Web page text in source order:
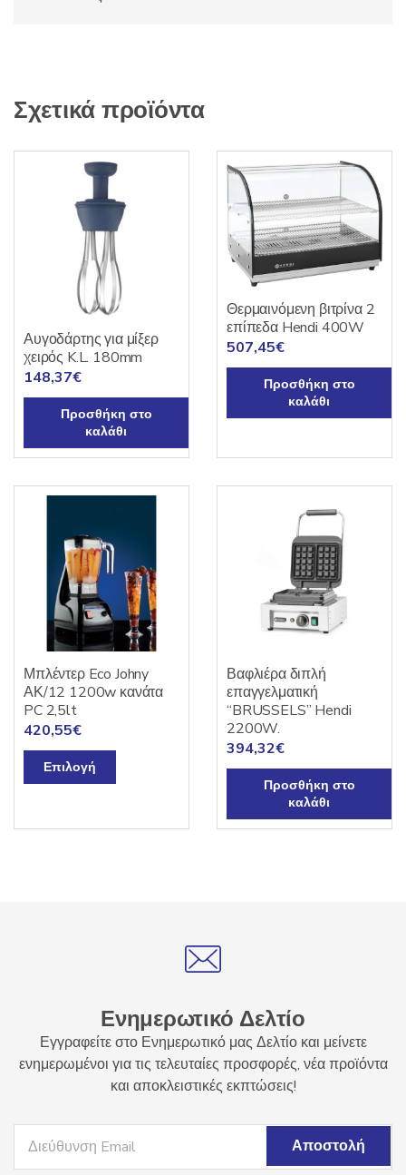
Σχετικά προϊόντα
Αυγοδάρτης για μίξερ
χειρός K.L. 180mm
148,37€
Προσθήκη στο
καλάθι
Θερμαινόμενη βιτρίνα 2
επίπεδα Hendi 400W
507,45€
Προσθήκη στο
καλάθι
Μπλέντερ Eco Johny
ΑΚ/12 1200w κανάτα
PC 2,5lt
420,55€
Επιλογή
το
έχει
σελίδα
του
προϊόντος
Βαφλιέρα διπλή
επαγγελματική
“BRUSSELS” Hendi
2200W.
394,32€
Προσθήκη στο
καλάθι
Ενημερωτικό Δελτίο
Εγγραφείτε στο Ενημερωτικό μας Δελτίο και μείνετε
ενημερωμένοι για τις τελευταίες προσφορές, νέα προϊόντα
και αποκλειστικές εκπτώσεις!